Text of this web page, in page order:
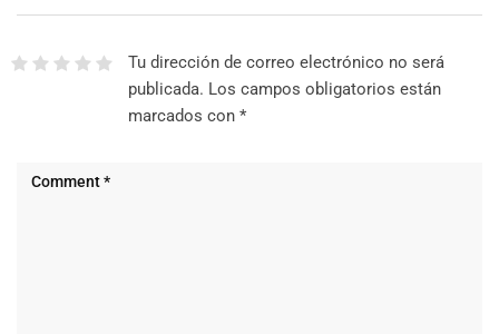
Tu dirección de correo electrónico no será
publicada. Los campos obligatorios están
marcados con *